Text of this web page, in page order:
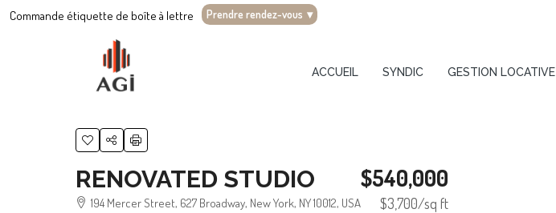
Commande étiquette de boîte à lettre Prendre rendez-vous ▾
ACCUEIL SYNDIC GESTION LOCATIVE
RENOVATED STUDIO
194 Mercer Street, 627 Broadway, New York, NY 10012, USA
$540,000
$3,700/sq ft